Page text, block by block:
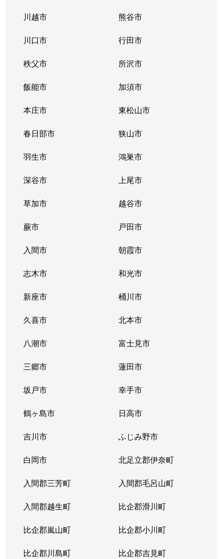
川越市 熊谷市
川口市 行田市
秩父市 所沢市
飯能市 加須市
本庄市 東松山市
春日部市 狭山市
羽生市 鴻巣市
深谷市 上尾市
草加市 越谷市
蕨市 戸田市
入間市 朝霞市
志木市 和光市
新座市 桶川市
久喜市 北本市
八潮市 富士見市
三郷市 蓮田市
坂戸市 幸手市
鶴ヶ島市 日高市
吉川市 ふじみ野市
白岡市 北足立郡伊奈町
入間郡三芳町 入間郡毛呂山町
入間郡越生町 比企郡滑川町
比企郡嵐山町 比企郡小川町
比企郡川島町 比企郡吉見町